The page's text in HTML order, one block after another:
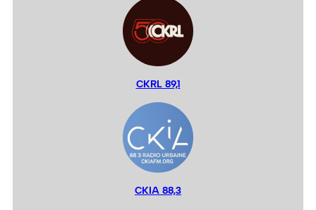
CKRL 89,1
CKIA 88,3